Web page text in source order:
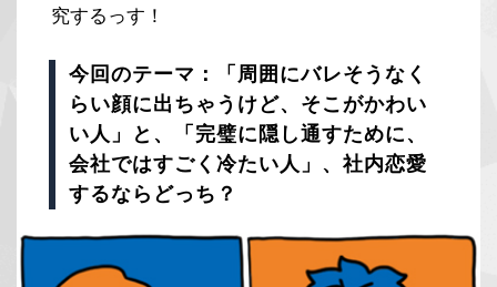
究するっす！
今回のテーマ：「周囲にバレそうなく
らい顔に出ちゃうけど、そこがかわい
い人」と、「完璧に隠し通すために、
会社ではすごく冷たい人」、社内恋愛
するならどっち？